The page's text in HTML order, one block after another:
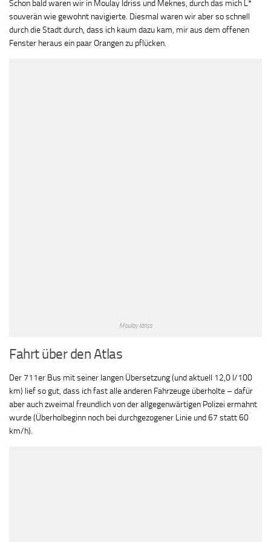
Schon bald waren wir in Moulay Idriss und Meknes, durch das mich L*
souverän wie gewohnt navigierte. Diesmal waren wir aber so schnell
durch die Stadt durch, dass ich kaum dazu kam, mir aus dem offenen
Fenster heraus ein paar Orangen zu pflücken.
Moulay Idriss
Fahrt über den Atlas
Der 711er Bus mit seiner langen Übersetzung (und aktuell 12,0 l/100
km) lief so gut, dass ich fast alle anderen Fahrzeuge überholte – dafür
aber auch zweimal freundlich von der allgegenwärtigen Polizei ermahnt
wurde (Überholbeginn noch bei durchgezogener Linie und 67 statt 60
km/h).